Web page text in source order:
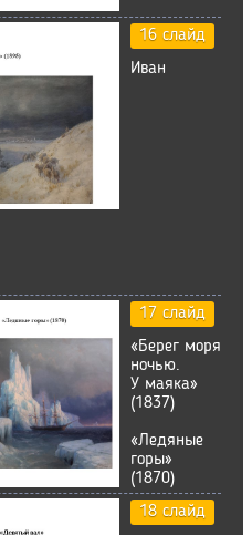
16 слайд
Иван
17 слайд
«Берег моря
ночью.
У маяка»
(1837)
«Ледяные
горы»
(1870)
18 слайд